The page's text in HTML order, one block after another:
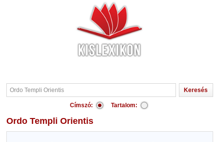
Címszó: Tartalom:
Ordo Templi Orientis